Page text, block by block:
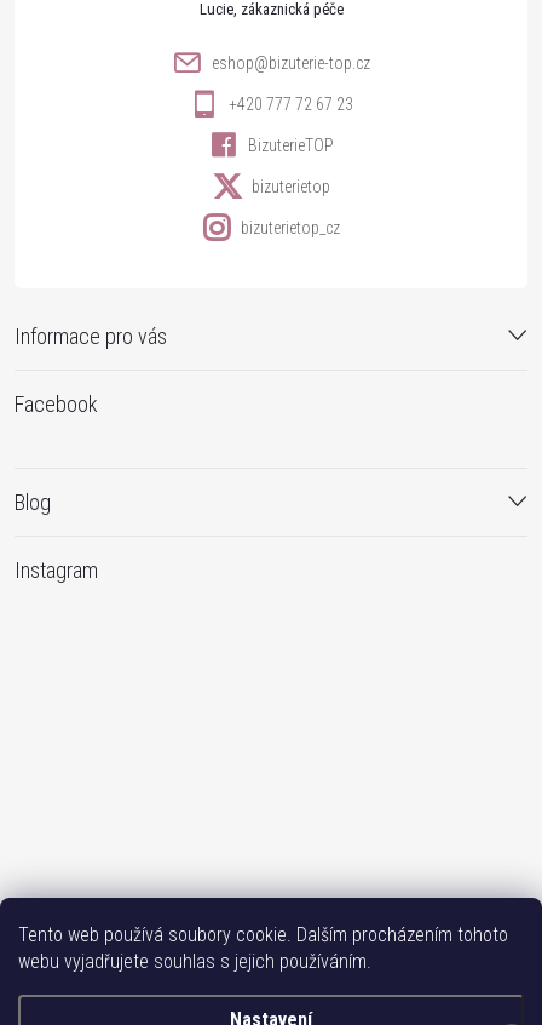
Tento web používá soubory cookie. Dalším procházením tohoto
webu vyjadřujete souhlas s jejich používáním.
Nastavení
Informace pro vás
Lucie
eshop@bizuterie-top.cz
+420 777 72 67 23
BizuterieTOP
bizuterietop
bizuterietop_cz
Facebook
Blog
Instagram